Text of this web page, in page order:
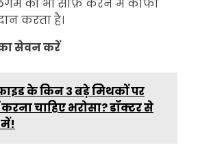
को भी साफ़ करने में काफी
करता है।
सेवन करें
के किन 3 बड़े मिथकों पर
चाहिए भरोसा? डॉक्टर से